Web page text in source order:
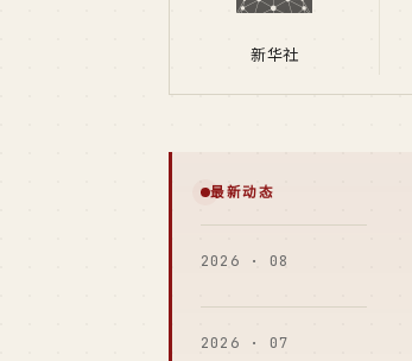
新华社
最新动态
2026 · 08
2026 · 07